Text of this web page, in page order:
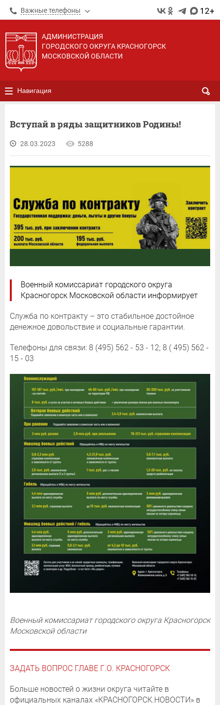
Важные телефоны 12+
АДМИНИСТРАЦИЯ
ГОРОДСКОГО ОКРУГА КРАСНОГОРСК
МОСКОВСКОЙ ОБЛАСТИ
Навигация
Вступай в ряды защитников Родины!
28.03.2023 5288
Военный комиссариат городского округа
Красногорск Московской области информирует
Служба по контракту – это стабильное достойное
денежное довольствие и социальные гарантии.
Телефоны для связи: 8 (495) 562 - 53 - 12; 8 ( 495) 562 -
15 - 03
Военный комиссариат городского округа Красногорск
Московской области
ЗАДАТЬ ВОПРОС ГЛАВЕ Г.О. КРАСНОГОРСК
Больше новостей о жизни округа читайте в
официальных каналах «КРАСНОГОРСК.НОВОСТИ» в